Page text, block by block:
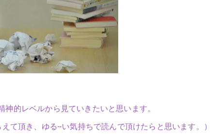
的レベルから見ていきたいと思います。
て頂き、ゆる~い気持ちで読んで頂けたらと思います。）